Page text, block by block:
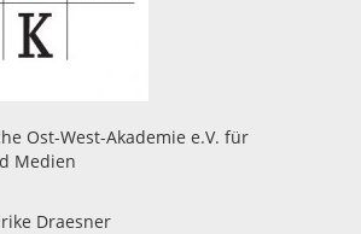
Ost-West-Akademie e.V. für
Medien
Draesner